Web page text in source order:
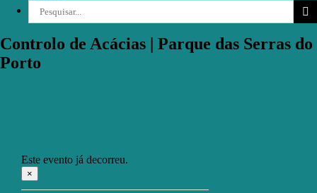
Controlo de Acácias | Parque das Serras do
Porto
Este evento já decorreu.
×